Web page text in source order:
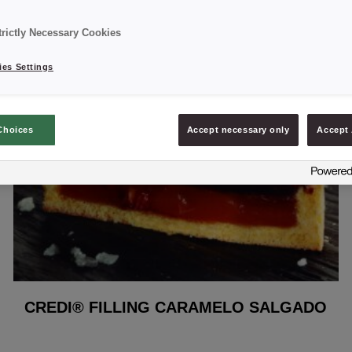
CREDI® FILLING CARAMELO SALGADO
Necessary Cookies
Settings
Accept necessary only Accept